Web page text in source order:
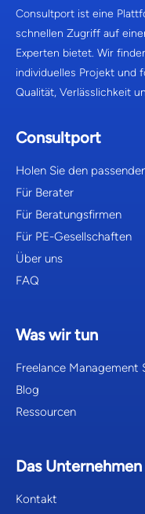
Consultport ist eine
schnellen Zugriff auf
Experten bietet. Wir
individuelles Projekt und
Qualität, Verlässlichkeit
Consultport
Holen Sie den
Für Berater
Für Beratungsfirmen
Für PE-Gesellschaften
Über uns
FAQ
Was wir tun
Freelance Management
Blog
Ressourcen
Das Unternehmen
Kontakt